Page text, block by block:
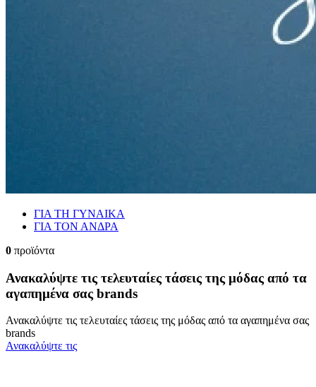
ΓΙΑ ΤΗ ΓΥΝΑΙΚΑ
ΓΙΑ ΤΟΝ ΑΝΔΡΑ
0 προϊόντα
Ανακαλύψτε τις τελευταίες τάσεις της μόδας από τα
αγαπημένα σας brands
Ανακαλύψτε τις τελευταίες τάσεις της μόδας από τα αγαπημένα σας
brands
Ανακαλύψτε τις